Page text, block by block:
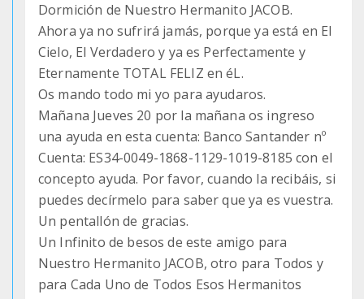
Dormición de Nuestro Hermanito JACOB.
Ahora ya no sufrirá jamás, porque ya está en El
Cielo, El Verdadero y ya es Perfectamente y
Eternamente TOTAL FELIZ en éL.
Os mando todo mi yo para ayudaros.
Mañana Jueves 20 por la mañana os ingreso
una ayuda en esta cuenta: Banco Santander nº
Cuenta: ES34-0049-1868-1129-1019-8185 con el
concepto ayuda. Por favor, cuando la recibáis, si
puedes decírmelo para saber que ya es vuestra.
Un pentallón de gracias.
Un Infinito de besos de este amigo para
Nuestro Hermanito JACOB, otro para Todos y
para Cada Uno de Todos Esos Hermanitos